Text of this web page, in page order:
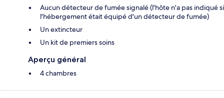
Aucun détecteur de fumée signalé (l'hôte n'a pas indiqué si
l'hébergement était équipé d'un détecteur de fumée)
Un extincteur
Un kit de premiers soins
Aperçu général
4 chambres